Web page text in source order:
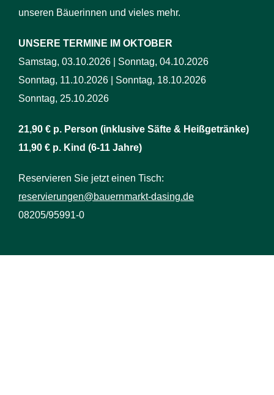
unseren Bäuerinnen und vieles mehr.
UNSERE TERMINE IM OKTOBER
Samstag, 03.10.2026 | Sonntag, 04.10.2026
Sonntag, 11.10.2026 | Sonntag, 18.10.2026
Sonntag, 25.10.2026
21,90 € p. Person (inklusive Säfte & Heißgetränke)
11,90 € p. Kind (6-11 Jahre)
Reservieren Sie jetzt einen Tisch:
reservierungen@bauernmarkt-dasing.de
08205/95991-0